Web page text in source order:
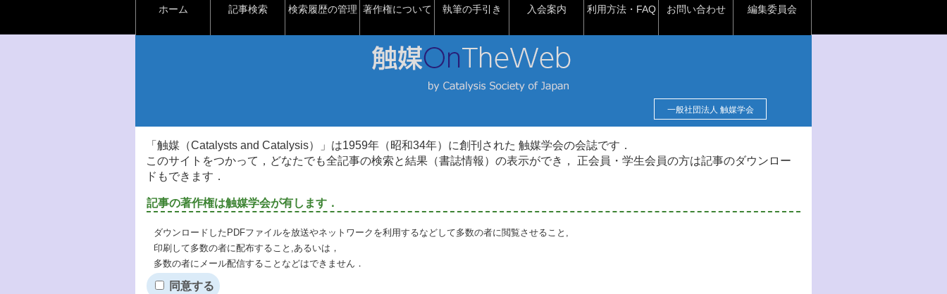
ホーム 記事検索 検索履歴の管理 著作権について 執筆の手引き 入会案内 利用方法・FAQ お問い合わせ 編集委員会
一般社団法人 触媒学会
「触媒（Catalysts and Catalysis）」は1959年（昭和34年）に創刊された 触媒学会の会誌です．
このサイトをつかって，どなたでも全記事の検索と結果（書誌情報）の表示ができ， 正会員・学生会員の方は記事のダウンロー
ドもできます．
記事の著作権は触媒学会が有します．
ダウンロードしたPDFファイルを放送やネットワークを利用するなどして多数の者に閲覧させること,
印刷して多数の者に配布すること,あるいは，
多数の者にメール配信することなどはできません．
同意する